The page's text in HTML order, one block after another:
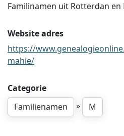
Familinamen uit Rotterdan en
Website adres
https://
mahie/
Categorie
Familienamen
» M